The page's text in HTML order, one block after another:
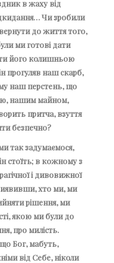
в жаху від
Чи зробили
до життя того,
ми готові дати
його колишньою
прогуляв наш скарб,
наш перстень, що
нашим майном,
притча, взуття
безпечно?
так задумаємося,
стоїть; в кожному з
і дивовижної
хто ми, ми
рішення, ми
якою ми були до
про милість.
Бог, мабуть,
від Себе, ніколи